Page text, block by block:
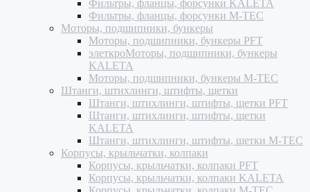
Фильтры, фланцы, форсунки KALETA
Фильтры, фланцы, форсунки M-TEC
Моторы, подшипники, бункеры
Моторы, подшипники, бункеры PFT
элеткроМоторы, подшипники, бункеры
KALETA
Моторы, подшипники, бункеры M-TEC
Штанги, штихлинги, штифты, щетки
Штанги, штихлинги, штифты, щетки PFT
Штанги, штихлинги, штифты, щетки
KALETA
Штанги, штихлинги, штифты, щетки M-TEC
Корпусы, крыльчатки, колпаки
Корпусы, крыльчатки, колпаки PFT
Корпусы, крыльчатки, колпаки KALETA